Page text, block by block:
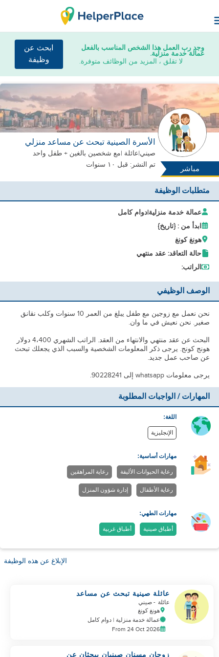
وجد رب العمل هذا الشخص المناسب بالفعل
عمالة خدمة منزلية.
لا تقلق ، المزيد من الوظائف متوفرة.
ابحث عن
وظيفة
مباشر
الأسرة الصينية تبحث عن مساعد منزلي
صيني|عائلة |مع شخصين بالغين + طفل واحد
تم النشر: قبل ١٠ سنوات
متطلبات الوظيفة
عمالة خدمة منزلية|دوام كامل
ابدأ من : {تاريخ}
هونغ كونغ
حالة التعاقد: عقد منتهي
الراتب:
الوصف الوظيفي
نحن نعمل مع زوجين مع طفل يبلغ من العمر 10 سنوات وكلب نقانق
صغير. نحن نعيش في ما وان.
البحث عن عقد منتهي والانتهاء من العقد. الراتب الشهري 4،400 دولار
هونج كونج. يرجى ذكر المعلومات الشخصية والسبب الذي يجعلك تبحث
عن صاحب عمل جديد.
يرجى معلومات whatsapp إلى 90228241.
المهارات / الواجبات المطلوبة
اللغة:
الإنجليزية
مهارات أساسية:
رعاية الحيوانات الأليفة رعاية المراهقين
رعاية الأطفال إدارة شؤون المنزل
مهارات الطهي:
أطباق صينية أطباق غربية
الإبلاغ عن هذه الوظيفة
عائلة صينية تبحث عن مساعد
عائلة - صيني
هونغ كونغ
عمالة خدمة منزلية | دوام كامل
From 24 Oct 2026
زوجان مسنان صينيان يبحثان عن